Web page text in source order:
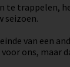
te trappelen,
seizoen.
van een
ons, maar